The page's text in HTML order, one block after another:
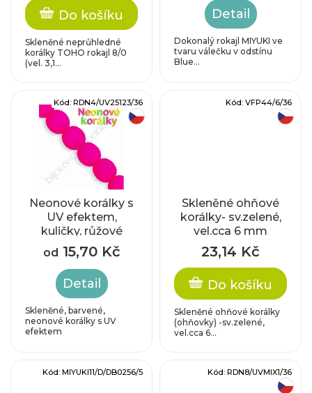
Do košíku
Skleněné neprůhledné
korálky TOHO rokajl 8/0
(vel. 3,1...
Detail
Dokonalý rokajl MIYUKI ve
tvaru válečku v odstínu
Blue...
Neonové korálky s
UV efektem,
kuličky, růžové
od 15,70 Kč
Detail
Skleněné, barvené,
neonové korálky s UV
efektem
Kód: RDN4/UV25123/36
Skleněné ohňové
korálky- sv.zelené,
vel.cca 6 mm
23,14 Kč
Do košíku
Skleněné ohňové korálky
(ohňovky) -sv.zelené,
vel.cca 6...
Kód: VFP44/6/36
Kód: MIYUKI11/D/DB0256/5 Kód: RDN8/UVMIX1/36